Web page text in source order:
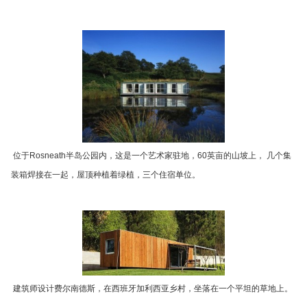
位于Rosneath半岛公园内，这是一个艺术家驻地，60英亩的山坡上， 几个集
装箱焊接在一起，屋顶种植着绿植，三个住宿单位。
建筑师设计费尔南德斯，在西班牙加利西亚乡村，坐落在一个平坦的草地上。